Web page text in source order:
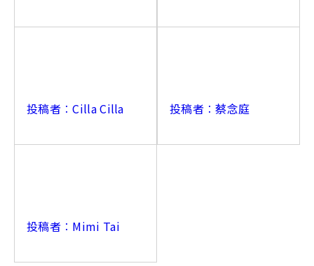
投稿者︰Cilla Cilla 投稿者︰蔡念庭
投稿者︰Mimi Tai